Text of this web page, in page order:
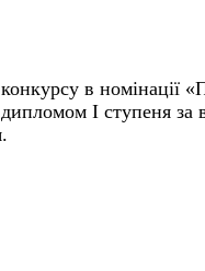
в номінації
І ступеня